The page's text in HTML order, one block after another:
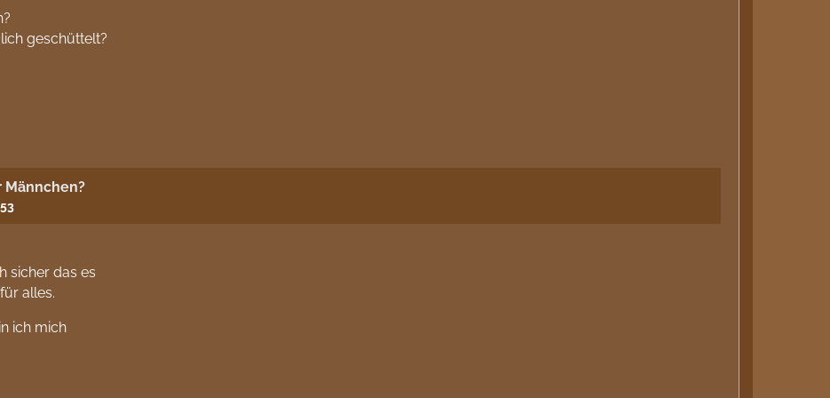
geschüttelt?
Männchen?
sicher das es
alles.
ich mich